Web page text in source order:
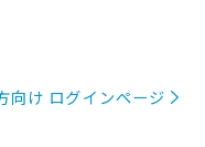
向け ログインページ